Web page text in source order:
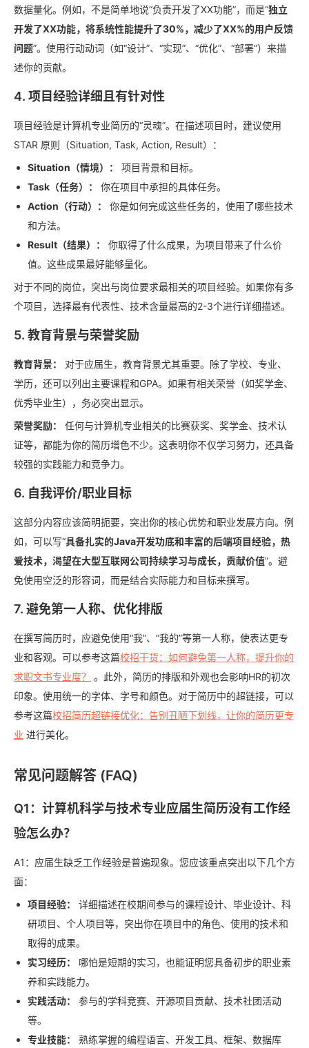
数据量化。例如，不是简单地说“负责开发了XX功能”，而是“独立
开发了XX功能，将系统性能提升了30%，减少了XX%的用户反馈
问题”。使用行动动词（如“设计”、“实现”、“优化”、“部署”）来描
述你的贡献。
4. 项目经验详细且有针对性
项目经验是计算机专业简历的“灵魂”。在描述项目时，建议使用
STAR 原则（Situation, Task, Action, Result）：
Situation（情境）：
项目背景和目标。
Task（任务）：
你在项目中承担的具体任务。
Action（行动）：
你是如何完成这些任务的，使用了哪些技术
和方法。
Result（结果）：
你取得了什么成果，为项目带来了什么价
值。这些成果最好能够量化。
对于不同的岗位，突出与岗位要求最相关的项目经验。如果你有多
个项目，选择最有代表性、技术含量最高的2-3个进行详细描述。
5. 教育背景与荣誉奖励
教育背景：
对于应届生，教育背景尤其重要。除了学校、专业、
学历，还可以列出主要课程和GPA。如果有相关荣誉（如奖学金、
优秀毕业生），务必突出显示。
荣誉奖励：
任何与计算机专业相关的比赛获奖、奖学金、技术认
证等，都能为你的简历增色不少。这表明你不仅学习努力，还具备
较强的实践能力和竞争力。
6. 自我评价/职业目标
这部分内容应该简明扼要，突出你的核心优势和职业发展方向。例
如，可以写“具备扎实的Java开发功底和丰富的后端项目经验，热
爱技术，渴望在大型互联网公司持续学习与成长，贡献价值”。避
免使用空泛的形容词，而是结合实际能力和目标来撰写。
7. 避免第一人称、优化排版
在撰写简历时，应避免使用“我”、“我的”等第一人称，使表达更专
业和客观。可以参考这篇校招干货：如何避免第一人称，提升你的
求职文书专业度？
。此外，简历的排版和外观也会影响HR的初次
印象。使用统一的字体、字号和颜色。对于简历中的超链接，可以
参考这篇校招简历超链接优化：告别丑陋下划线，让你的简历更专
业 进行美化。
常见问题解答 (FAQ)
Q1：计算机科学与技术专业应届生简历没有工作经
验怎么办？
A1：应届生缺乏工作经验是普遍现象。您应该重点突出以下几个方
面：
项目经验：
详细描述在校期间参与的课程设计、毕业设计、科
研项目、个人项目等，突出你在项目中的角色、使用的技术和
取得的成果。
实习经历：
哪怕是短期的实习，也能证明您具备初步的职业素
养和实践能力。
实践活动：
参与的学科竞赛、开源项目贡献、技术社团活动
等。
专业技能：
熟练掌握的编程语言、开发工具、框架、数据库